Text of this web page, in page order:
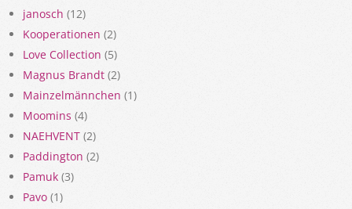
janosch (12)
Kooperationen (2)
Love Collection (5)
Magnus Brandt (2)
Mainzelmännchen (1)
Moomins (4)
NAEHVENT (2)
Paddington (2)
Pamuk (3)
Pavo (1)